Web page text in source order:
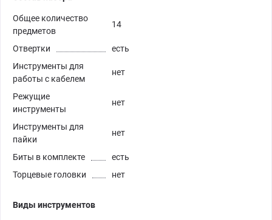
Общее количество
предметов
14
Отвертки
есть
Инструменты для
работы с кабелем
нет
Режущие
инструменты
нет
Инструменты для
пайки
нет
Биты в комплекте
есть
Торцевые головки
нет
Виды инструментов